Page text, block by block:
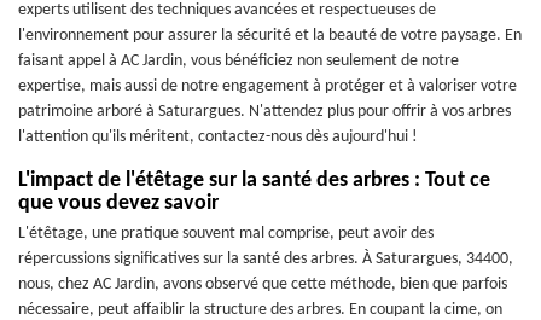
experts utilisent des techniques avancées et respectueuses de
l'environnement pour assurer la sécurité et la beauté de votre paysage. En
faisant appel à AC Jardin, vous bénéficiez non seulement de notre
expertise, mais aussi de notre engagement à protéger et à valoriser votre
patrimoine arboré à Saturargues. N'attendez plus pour offrir à vos arbres
l'attention qu'ils méritent, contactez-nous dès aujourd'hui !
L'impact de l'étêtage sur la santé des arbres : Tout ce
que vous devez savoir
L'étêtage, une pratique souvent mal comprise, peut avoir des
répercussions significatives sur la santé des arbres. À Saturargues, 34400,
nous, chez AC Jardin, avons observé que cette méthode, bien que parfois
nécessaire, peut affaiblir la structure des arbres. En coupant la cime, on